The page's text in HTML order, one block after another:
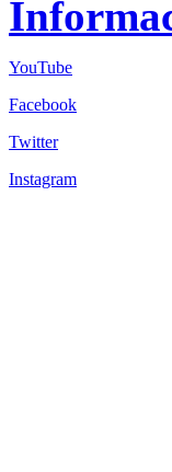
YouTube
Facebook
Twitter
Instagram